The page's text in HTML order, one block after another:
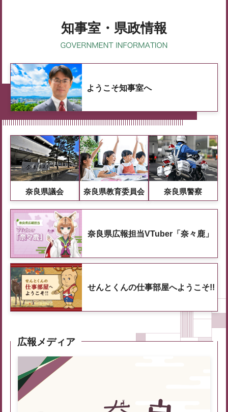
知事室・県政情報
ようこそ知事室へ
奈良県議会 奈良県教育委員会 奈良県警察
奈良県広報担当VTuber「奈々鹿」
せんとくんの仕事部屋へようこそ!!
広報メディア